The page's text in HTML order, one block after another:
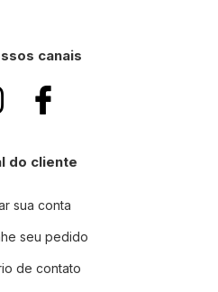
canais
do cliente
sua conta
seu pedido
de contato